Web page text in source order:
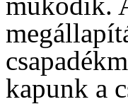
kapunk a